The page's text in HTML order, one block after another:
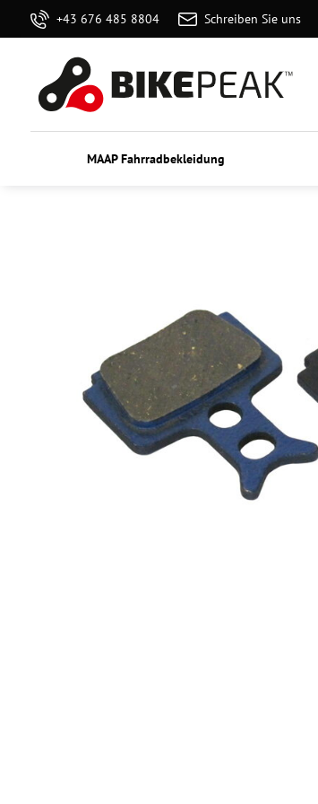
+43 676 485 8804 Schreiben Sie uns
MAAP Fahrradbekleidung